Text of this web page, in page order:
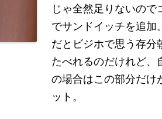
じゃ全然足りないので
でサンドイッチを追加
だとビジホで思う存分
たべれるのだけれど、
の場合はこの部分だけ
ット。